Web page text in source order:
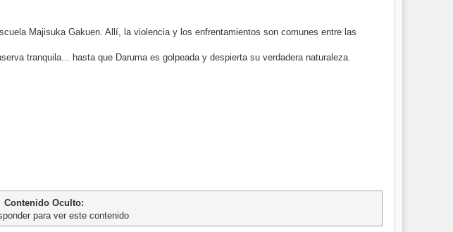
Majisuka Gakuen. Allí, la violencia y los enfrentamientos son comunes entre las
tranquila... hasta que Daruma es golpeada y despierta su verdadera naturaleza.
Contenido Oculto:
para ver este contenido